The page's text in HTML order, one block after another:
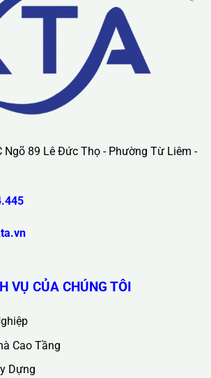
tôi được áp dụng chương trình khuyến
ưu đãi có giá trị lớn nhất.